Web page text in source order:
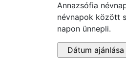
Annazsófia
névnapok között
napon ünnepli.
Dátum ajánlása